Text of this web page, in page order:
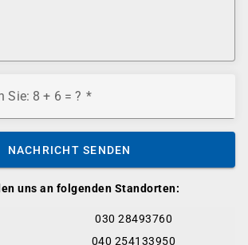
uns an folgenden Standorten:
030 28493760
040 254133950
Sie: 8 + 6 = ?
NACHRICHT SENDEN